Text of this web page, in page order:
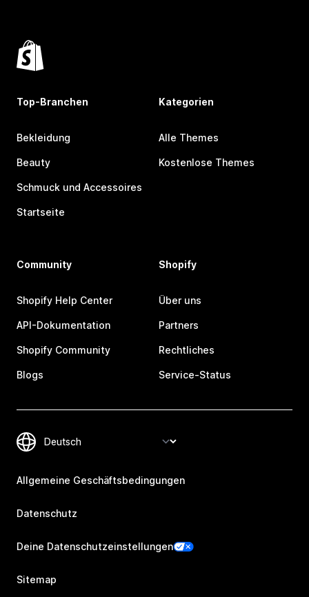
Top-Branchen
Bekleidung
Beauty
Schmuck und Accessoires
Startseite
Kategorien
Alle Themes
Kostenlose Themes
Community
Shopify Help Center
API-Dokumentation
Shopify Community
Blogs
Shopify
Über uns
Partners
Rechtliches
Service-Status
Allgemeine Geschäftsbedingungen
Datenschutz
Deine Datenschutzeinstellungen
Sitemap